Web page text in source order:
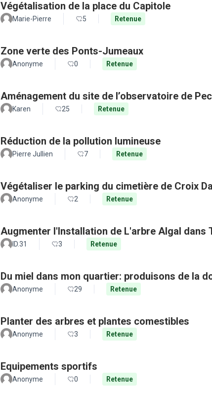
Végétalisation de la place du Capitole
Marie-Pierre 5 Retenue
Zone verte des Ponts-Jumeaux
Anonyme 0 Retenue
Aménagement du site de l’observatoire de
Karen 25 Retenue
Réduction de la pollution lumineuse
Pierre Jullien 7 Retenue
Végétaliser le parking du cimetière de Croix
Anonyme 2 Retenue
Augmenter l'Installation de L'arbre Algal dans
ID.31 3 Retenue
Du miel dans mon quartier: produisons de la
Anonyme 29 Retenue
Planter des arbres et plantes comestibles
Anonyme 3 Retenue
Equipements sportifs
Anonyme 0 Retenue